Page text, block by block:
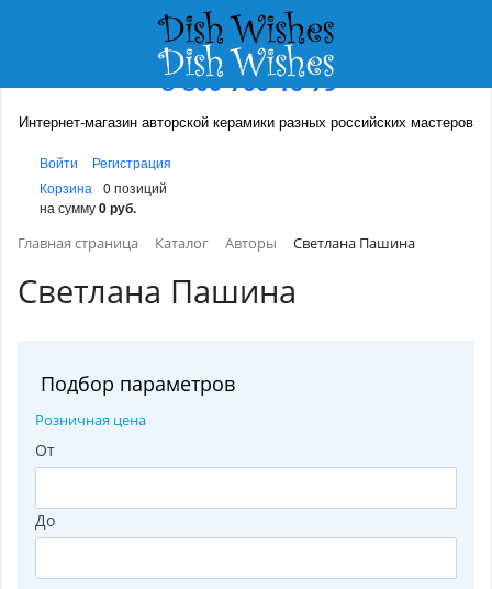
8-800-700-16-79
Интернет-магазин авторской керамики разных российских мастеров
Войти
Регистрация
Корзина
0 позиций
на сумму0 руб.
Главная страница
Каталог Авторы Светлана Пашина
Светлана Пашина
Подбор параметров
Розничная цена
От
До